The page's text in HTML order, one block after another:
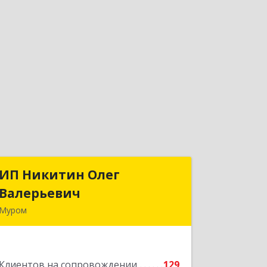
ИП Никитин Олег
Валерьевич
Муром
ИП Никитин Олег